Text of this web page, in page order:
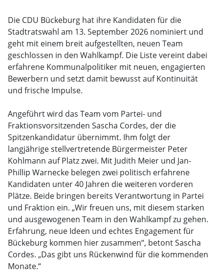
Die CDU Bückeburg hat ihre Kandidaten für die
Stadtratswahl am 13. September 2026 nominiert und
geht mit einem breit aufgestellten, neuen Team
geschlossen in den Wahlkampf. Die Liste vereint dabei
erfahrene Kommunalpolitiker mit neuen, engagierten
Bewerbern und setzt damit bewusst auf Kontinuität
und frische Impulse.
Angeführt wird das Team vom Partei- und
Fraktionsvorsitzenden Sascha Cordes, der die
Spitzenkandidatur übernimmt. Ihm folgt der
langjährige stellvertretende Bürgermeister Peter
Kohlmann auf Platz zwei. Mit Judith Meier und Jan-
Phillip Warnecke belegen zwei politisch erfahrene
Kandidaten unter 40 Jahren die weiteren vorderen
Plätze. Beide bringen bereits Verantwortung in Partei
und Fraktion ein. „Wir freuen uns, mit diesem starken
und ausgewogenen Team in den Wahlkampf zu gehen.
Erfahrung, neue Ideen und echtes Engagement für
Bückeburg kommen hier zusammen“, betont Sascha
Cordes. „Das gibt uns Rückenwind für die kommenden
Monate.“